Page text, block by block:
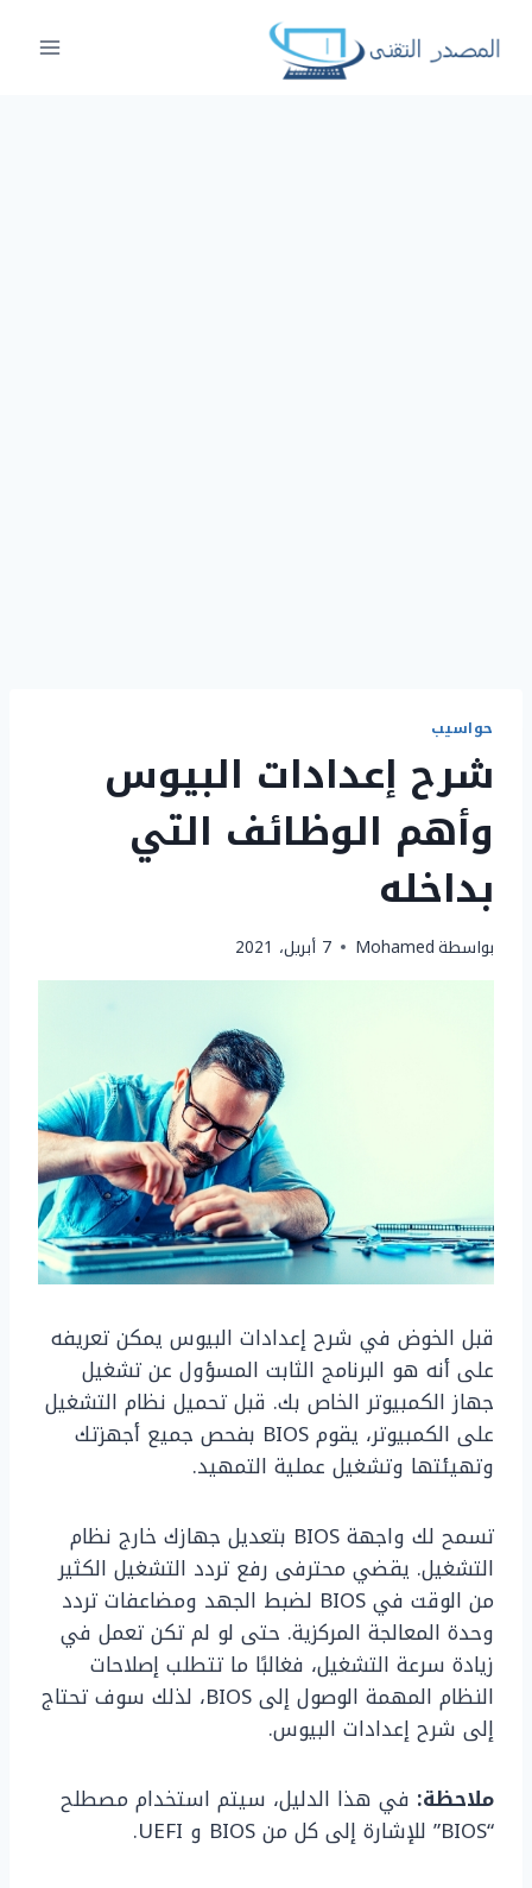
حواسيب
شرح إعدادات البيوس
وأهم الوظائف التي
بداخله
بواسطةMohamed 7 أبريل، 2021
قبل الخوض في شرح إعدادات البيوس يمكن تعريفه
على أنه هو البرنامج الثابت المسؤول عن تشغيل
جهاز الكمبيوتر الخاص بك. قبل تحميل نظام التشغيل
على الكمبيوتر، يقوم BIOS بفحص جميع أجهزتك
وتهيئتها وتشغيل عملية التمهيد.
تسمح لك واجهة BIOS بتعديل جهازك خارج نظام
التشغيل. يقضي محترفى رفع تردد التشغيل الكثير
من الوقت في BIOS لضبط الجهد ومضاعفات تردد
وحدة المعالجة المركزية. حتى لو لم تكن تعمل في
زيادة سرعة التشغيل، فغالبًا ما تتطلب إصلاحات
النظام المهمة الوصول إلى BIOS، لذلك سوف تحتاج
إلى شرح إعدادات البيوس.
ملاحظة: في هذا الدليل، سيتم استخدام مصطلح
“BIOS” للإشارة إلى كل من BIOS و UEFI.